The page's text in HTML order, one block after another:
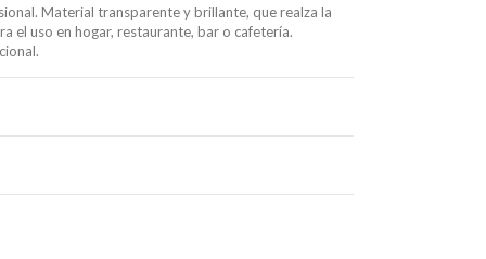
Material transparente y brillante, que realza la
el uso en hogar, restaurante, bar o cafetería.